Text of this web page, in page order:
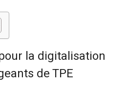
la digitalisation
de TPE